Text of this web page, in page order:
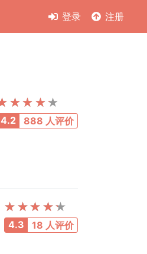
登录 注册
4.2 888 人评价
4.3 18 人评价